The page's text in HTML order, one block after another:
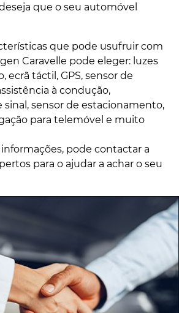
que o seu automóvel
que pode usufruir com
Caravelle pode eleger: luzes
ecrã táctil, GPS, sensor de
à condução,
sensor de estacionamento,
para telemóvel e muito
pode contactar a
para o ajudar a achar o seu